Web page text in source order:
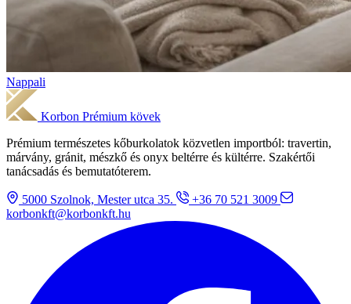
Nappali
Korbon Prémium kövek
Prémium természetes kőburkolatok közvetlen importból: travertin,
márvány, gránit, mészkő és onyx beltérre és kültérre. Szakértői
tanácsadás és bemutatóterem.
5000 Szolnok, Mester utca 35.
+36 70 521 3009
korbonkft@korbonkft.hu